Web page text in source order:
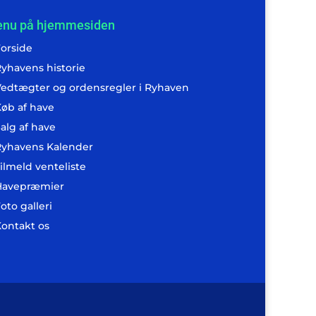
på hjemmesiden
historie
og ordensregler i Ryhaven
af have
af have
Kalender
venteliste
galleri
os